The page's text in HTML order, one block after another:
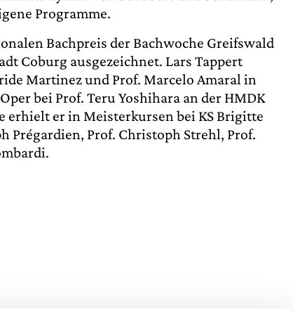
Programme.
Bachpreis der Bachwoche Greifswald
Coburg ausgezeichnet. Lars Tappert
Martinez und Prof. Marcelo Amaral in
bei Prof. Teru Yoshihara an der HMDK
erhielt er in Meisterkursen bei KS Brigitte
Prégardien, Prof. Christoph Strehl, Prof.